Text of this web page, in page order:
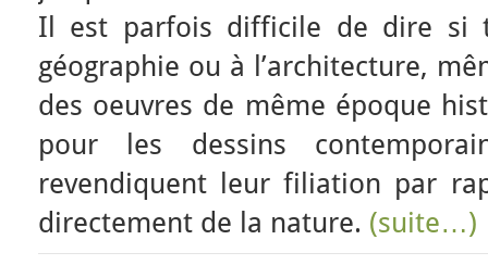
Il est parfois difficile de dire si
géographie ou à l’architecture,
des oeuvres de même époque
pour les dessins
revendiquent leur filiation par
directement de la nature. (suite…)